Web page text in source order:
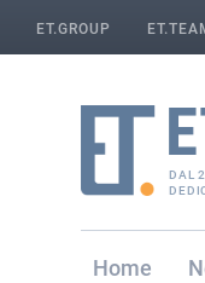
ET.GROUP
DAL
Home